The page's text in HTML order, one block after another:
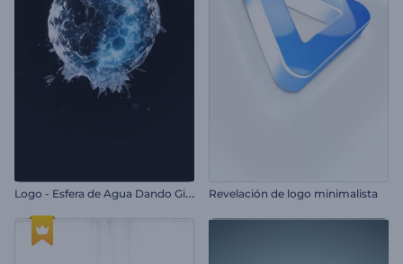
L
ogo - Esfera de Agua Dando Giros Revelación de logo minimalista